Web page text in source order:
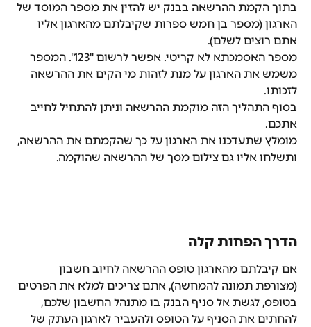
בתוך הקמת ההרשאה בבנק יש להזין את מספר המוסד של
הארגון (מספר בן חמש ספרות שקיבלתם מהארגון אליו
אתם רוצים לשלם).
מספר האסמכתא לא קריטי. אפשר לרשום "123". המספר
משמש את הארגון על מנת לזהות מי הקים את ההרשאה
לזכותו.
בסוף התהליך הזה מוקמת ההרשאה וניתן להתחיל לחייב
אתכם.
מומלץ שתעדכנו את הארגון על כך שהקמתם את ההרשאה,
ותשלחו אליו גם צילום מסך של ההרשאה שהוקמה.
הדרך הפחות קלה
אם קיבלתם מהארגון טופס ההרשאה לחיוב חשבון
(מצורפת תמונה להמחשה), אתם צריכים למלא את הפרטים
בטופס, לגשת אל סניף הבנק בו מתנהל החשבון שלכם,
להחתים את הסניף על הטופס ולהעביר לארגון העתק של